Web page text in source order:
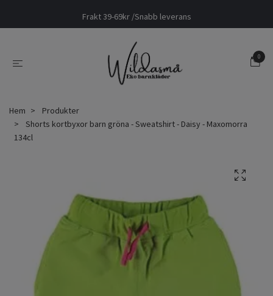
Frakt 39-69kr /Snabb leverans
0
Hem
Produkter
Shorts kortbyxor barn gröna - Sweatshirt - Daisy - Maxomorra
134cl